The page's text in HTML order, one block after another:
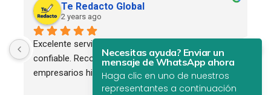
Te Redacto Global
2 years ago
Excelente servicio. Profesional, eficiente y
confiable. Recomendado para todos los
empresarios hispanos.
Necesitas ayuda? Enviar un
mensaje de WhatsApp ahora
Haga clic en uno de nuestros
representantes a continuación